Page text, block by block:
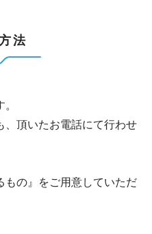
法
、頂いたお電話にて行わせ
もの』をご用意していただ